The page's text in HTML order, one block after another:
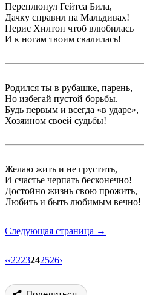
Переплюнул Гейтса Била,
Дачку справил на Мальдивах!
Перис Хилтон чтоб влюбилась
И к ногам твоим свалилась!
Родился ты в рубашке, парень,
Но избегай пустой борьбы.
Будь первым и всегда «в ударе»,
Хозяином своей судьбы!
Желаю жить и не грустить,
И счастье черпать бесконечно!
Достойно жизнь свою прожить,
Любить и быть любимым вечно!
Следующая страница →
‹‹2223242526›